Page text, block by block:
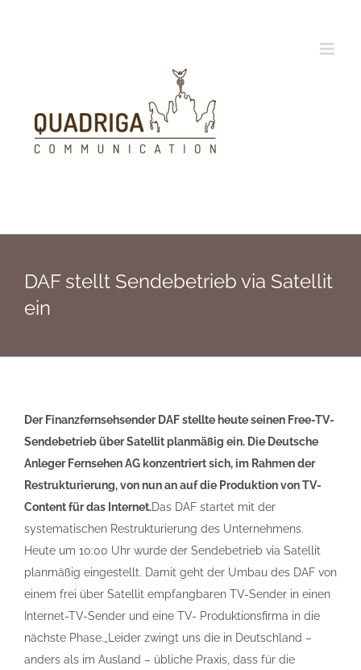
DAF stellt Sendebetrieb via Satellit
ein
Der Finanzfernsehsender DAF stellte heute seinen Free-TV-
Sendebetrieb über Satellit planmäßig ein. Die Deutsche
Anleger Fernsehen AG konzentriert sich, im Rahmen der
Restrukturierung, von nun an auf die Produktion von TV-
Content für das Internet.Das DAF startet mit der
systematischen Restrukturierung des Unternehmens.
Heute um 10:00 Uhr wurde der Sendebetrieb via Satellit
planmäßig eingestellt. Damit geht der Umbau des DAF von
einem frei über Satellit empfangbaren TV-Sender in einen
Internet-TV-Sender und eine TV- Produktionsfirma in die
nächste Phase.„Leider zwingt uns die in Deutschland –
anders als im Ausland – übliche Praxis, dass für die